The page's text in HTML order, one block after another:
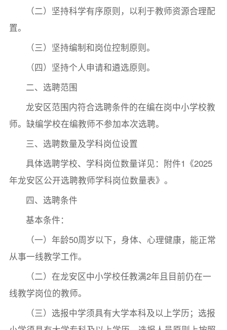
（二）坚持科学有序原则，以利于教师资源合理配
置。
（三）坚持编制和岗位控制原则。
（四）坚持个人申请和遴选原则。
二、选聘范围
龙安区范围内符合选聘条件的在编在岗中小学校教
师。缺编学校在编教师不参加本次选聘。
三、选聘数量及学科岗位设置
具体选聘学校、学科岗位数量详见：附件1《2025
年龙安区公开选聘教师学科岗位数量表》。
四、选聘条件
基本条件：
（一）年龄50周岁以下，身体、心理健康，能正常
从事一线教学工作。
（二）在龙安区中小学校任教满2年且目前仍在一
线教学岗位的教师。
（三）选报中学须具有大学本科及以上学历；选报